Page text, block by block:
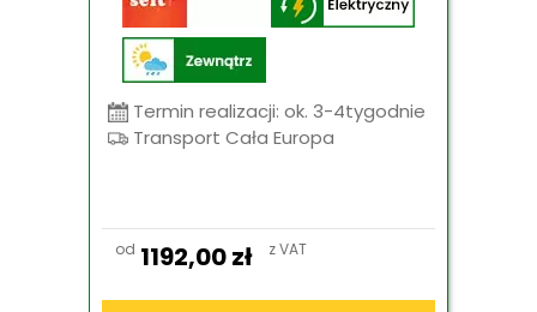
Termin realizacji: ok. 3-4tygodnie
Transport Cała Europa
od 1192,00zł z VAT